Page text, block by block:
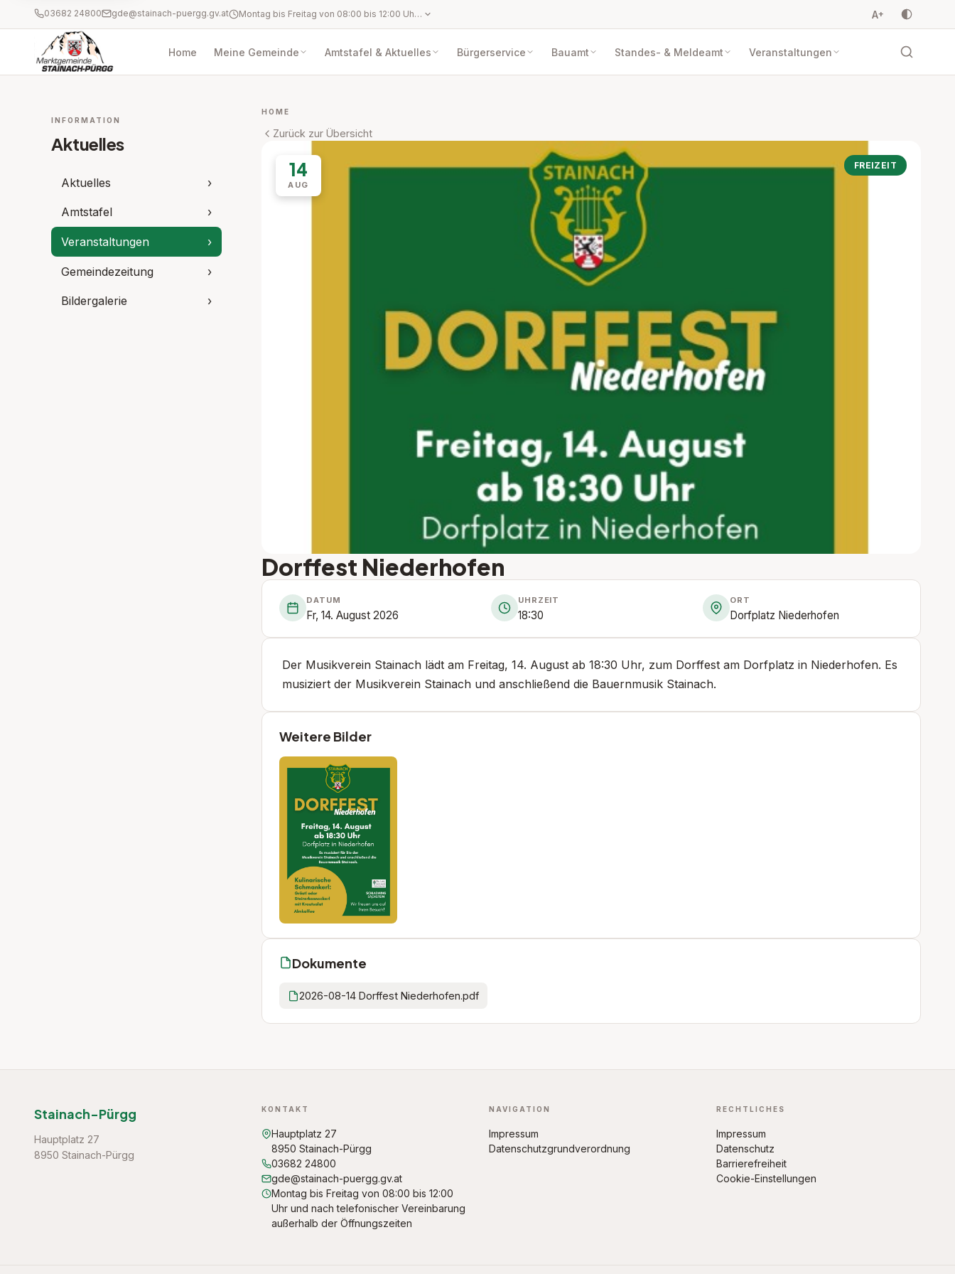
03682 24800 gde@stainach-puergg.gv.at Montag bis Freitag von 08:00 bis 12:00 Uhr und nach telefonischer Vereinbarung außerhalb der Öffnungszeiten A+
Home Meine Gemeinde Amtstafel & Aktuelles Bürgerservice Bauamt Standes- & Meldeamt Veranstaltungen
INFORMATION
Aktuelles
Aktuelles ›
Amtstafel ›
Veranstaltungen ›
Gemeindezeitung ›
Bildergalerie ›
HOME
Zurück zur Übersicht
14
AUG
FREIZEIT
Dorffest Niederhofen
DATUM
Fr, 14. August 2026
UHRZEIT
18:30
ORT
Dorfplatz Niederhofen
Der Musikverein Stainach lädt am Freitag, 14. August ab 18:30 Uhr, zum Dorffest am Dorfplatz in Niederhofen. Es
musiziert der Musikverein Stainach und anschließend die Bauernmusik Stainach.
Weitere Bilder
Dokumente
2026-08-14 Dorffest Niederhofen.pdf
Stainach-Pürgg
Hauptplatz 27
8950 Stainach-Pürgg
KONTAKT
Hauptplatz 27
8950 Stainach-Pürgg
03682 24800
gde@stainach-puergg.gv.at
Montag bis Freitag von 08:00 bis 12:00
Uhr und nach telefonischer Vereinbarung
außerhalb der Öffnungszeiten
NAVIGATION
Impressum
Datenschutzgrundverordnung
RECHTLICHES
Impressum
Datenschutz
Barrierefreiheit
Cookie-Einstellungen